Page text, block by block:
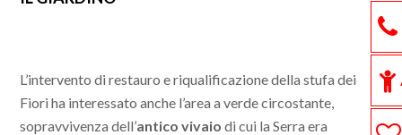
L’intervento di restauro e riqualificazione della stufa dei
Fiori ha interessato anche l’area a verde circostante,
sopravvivenza dell’antico vivaio di cui la Serra era